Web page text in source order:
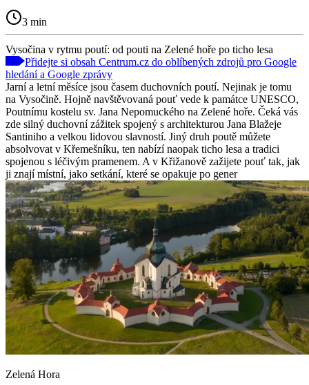
3 min
Vysočina v rytmu poutí: od pouti na Zelené hoře po ticho lesa
Přidejte si obsah Centrum.cz do oblíbených zdrojů pro Google
hledání a Google zprávy
Jarní a letní měsíce jsou časem duchovních poutí. Nejinak je tomu
na Vysočině. Hojně navštěvovaná pouť vede k památce UNESCO,
Poutnímu kostelu sv. Jana Nepomuckého na Zelené hoře. Čeká vás
zde silný duchovní zážitek spojený s architekturou Jana Blažeje
Santiniho a velkou lidovou slavností. Jiný druh poutě můžete
absolvovat v Křemešníku, ten nabízí naopak ticho lesa a tradici
spojenou s léčivým pramenem. A v Křižanově zažijete pouť tak, jak
ji znají místní, jako setkání, které se opakuje po gener
Zelená Hora